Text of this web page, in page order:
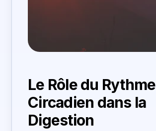
Le Rôle du Rythme
Circadien dans la
Digestion